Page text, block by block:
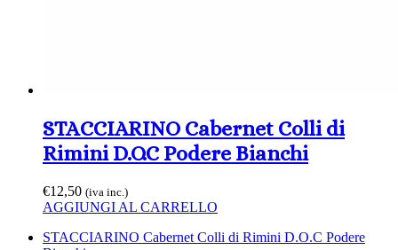
STACCIARINO Cabernet Colli di
Rimini D.O.C Podere Bianchi
€12,50 (iva inc.)
AGGIUNGI AL CARRELLO
Slide
STACCIARINO Cabernet Colli di Rimini D.O.C Podere